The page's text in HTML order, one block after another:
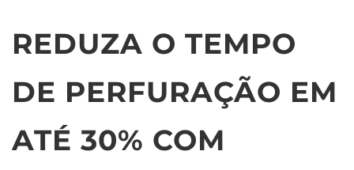
REDUZA O TEMPO
DE PERFURAÇÃO EM
ATÉ 30% COM